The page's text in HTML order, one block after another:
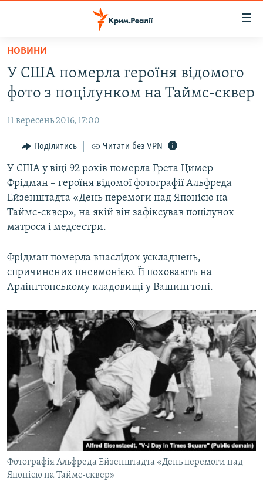
Перейти
основного
матеріалу
Перейти
до
навігації
Перейти
до
пошуку
ВОДА.КРИМ
ВІДЕО ТА ФОТО
ПОЛІТИКА
БЛОГИ
ПОГЛЯД
ІНТЕРВ'Ю
ВСЕ ЗА ДЕНЬ
СПЕЦПРОЕКТИ
ДЕПОРТАЦІЯ
ВІДЕОУРОКИ «ELIFBE»
СВІДЧЕННЯ ОКУПАЦІЇ
УКРАЇНСЬКА ПРОБЛЕМА КРИМУ
ІНФОГРАФІКА
ЯК ОБІЙТИ БЛОКУВАННЯ
Русский
ДОЛУЧАЙСЯ!
Усі сайти RFE/RL
НОВИНИ
У США померла героїня відомого
фото з поцілунком на Таймс-сквер
11 вересень 2016, 17:00
Поділитись Читати без VPN
У США у віці 92 років померла Грета Цимер
Фрідман – героїня відомої фотографії Альфреда
Ейзенштадта «День перемоги над Японією на
Таймс-сквер», на якій він зафіксував поцілунок
матроса і медсестри.
Фрідман померла внаслідок ускладнень,
спричинених пневмонією. Її поховають на
Арлінгтонському кладовищі у Вашингтоні.
Фотографія Альфреда Ейзенштадта «День перемоги над
Японією на Таймс-сквер»